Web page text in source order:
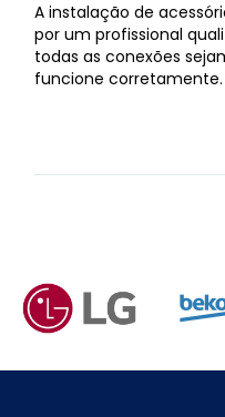
A instalação de
por um profissional
todas as conexões
funcione corretamente.